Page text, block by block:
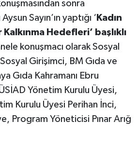
sonra
Sayın’ın yaptığı ‘ Kadın
Hedefleri’ başlıklı
konuşmacı olarak Sosyal
Girişimci, BM Gıda ve
Gıda Kahramanı Ebru
Yönetim Kurulu Üyesi,
Kurulu Üyesi Perihan İnci,
Program Yöneticisi Pınar Arığ